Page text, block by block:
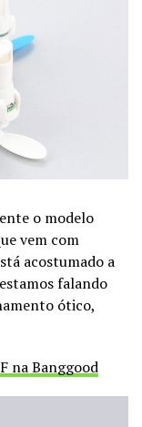
o modelo
vem com
acostumado a
falando
ótico,
na Banggood